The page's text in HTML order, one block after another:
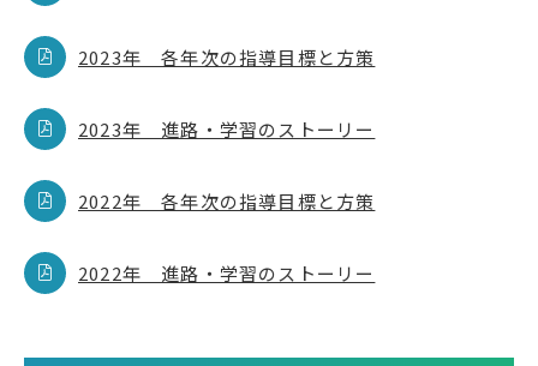
2023年 各年次の指導目標と方策
2023年 進路・学習のストーリー
2022年 各年次の指導目標と方策
2022年 進路・学習のストーリー